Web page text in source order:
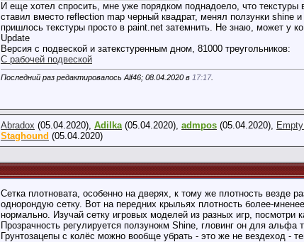
И еще хотел спросить, мне уже порядком поднадоело, что
ставил вместо reflection map черный квадрат, менял ползунки shine
пришлось текстуры просто в paint.net затемнить. Не знаю, может у
Update
Версия с подвеской и затекстуренным дном, 81000 треугольников:
С рабочей подвеской
Последний раз редактировалось Alf46; 08.04.2020 в 17:17.
Abradox (05.04.2020), Adilka(05.04.2020), admpos (05.04.2020),
Staghound (05.04.2020)
Сетка плотновата, особенно на дверях, к тому же плотность везде
однорондую сетку. Вот на передних крыльях плотность более-
нормально. Изучай сетку игровых моделей из разных игр, посмотри
Прозрачность регулируется ползунокм Shine, гловинг он для альфа
Грунтозацепы с колёс можно вообще убрать - это же не вездеход -